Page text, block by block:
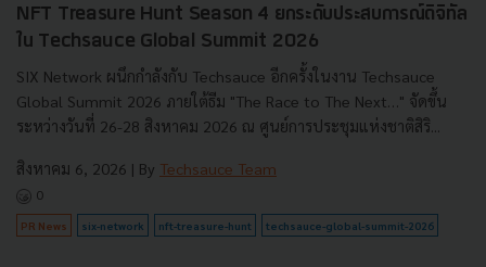
NFT Treasure Hunt Season 4 ยกระดับประสบการณ์ดิจิทัล
ใน Techsauce Global Summit 2026
SIX Network ผนึกกำลังกับ Techsauce อีกครั้งในงาน Techsauce
Global Summit 2026 ภายใต้ธีม "The Race to The Next…" จัดขึ้น
ระหว่างวันที่ 26-28 สิงหาคม 2026 ณ ศูนย์การประชุมแห่งชาติสิริ...
สิงหาคม 6, 2026 | By Techsauce Team
0
PR News six-network nft-treasure-hunt techsauce-global-summit-2026